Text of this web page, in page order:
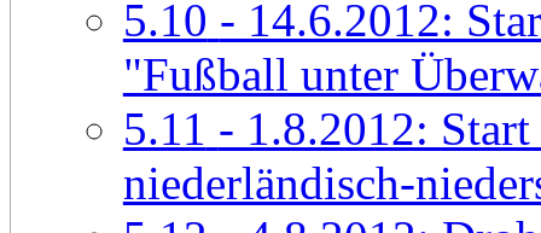
5.10 - 14.6.2012:
"Fußball unter
5.11 - 1.8.2012:
niederländisch-